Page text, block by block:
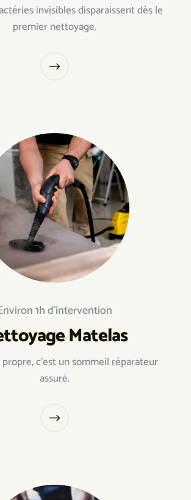
invisibles disparaissent dès le
premier nettoyage.
$
1h d’intervention
Matelas
c’est un sommeil réparateur
assuré.
$